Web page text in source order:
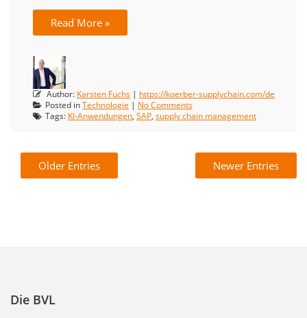
Read More »
Author: Karsten Fuchs | https://koerber-supplychain.com/de
Posted inTechnologie | No Comments
Tags: KI-Anwendungen, SAP, supply chain management
Older Entries Newer Entries
Die BVL